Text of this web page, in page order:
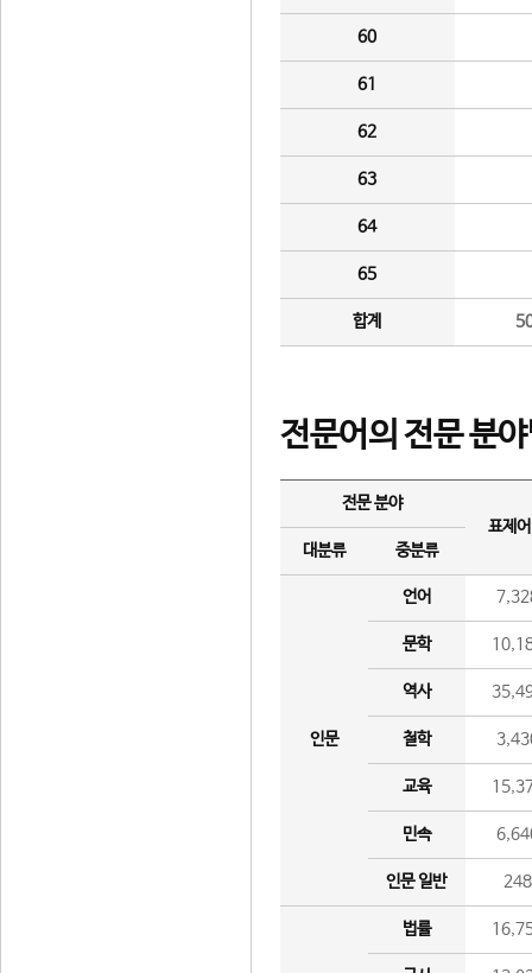
60
61
62
63
64
65
합계
전문어의 전문 분
전문 분야
표제
대분류
중분류
인문
언어
문학
역사
철학
교육
민속
인문 일반 248
법률